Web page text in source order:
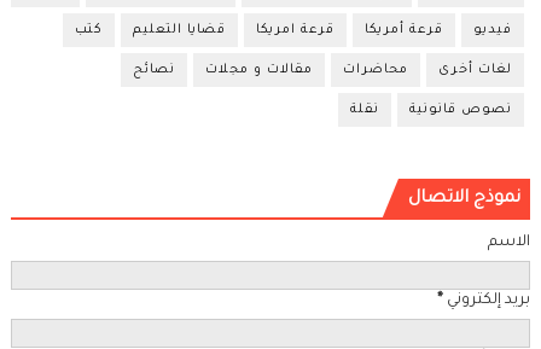
فيديو قرعة أمريكا قرعة امريكا قضايا التعليم كتب
لغات أخرى محاضرات مقالات و مجلات نصائح
نصوص قانونية نقلة
نموذج الاتصال
الاسم
بريد إلكتروني *